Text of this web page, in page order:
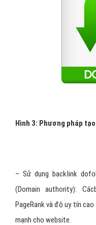
Hình 3: Phương pháp
– Sử dụng backlink
(Domain authority):
PageRank và độ uy tín
mạnh cho website.